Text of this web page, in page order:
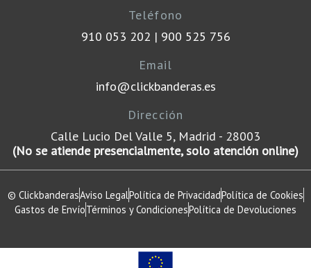
m
Teléfono
910 053 202 | 900 525 756
Email
info@clickbanderas.es
Dirección
Calle Lucio Del Valle 5, Madrid - 28003
(No se atiende presencialmente, solo atención online)
© ClickbanderasAviso LegalPolítica de PrivacidadPolítica de Cookies
Gastos de EnvíoTérminos y CondicionesPolítica de Devoluciones